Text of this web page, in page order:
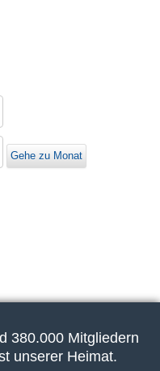
Gehe zu Monat
380.000 Mitgliedern
unserer Heimat.